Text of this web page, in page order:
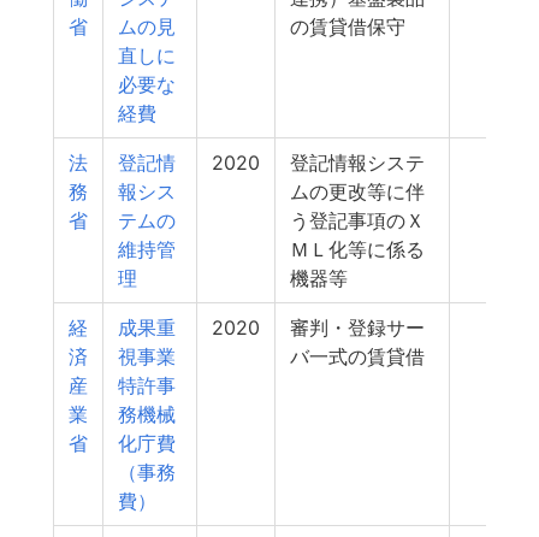
省
ムの見
直しに
必要な
経費
の賃貸借保守
法
務
省
登記情
報シス
テムの
維持管
理
2020
登記情報システ
ムの更改等に伴
う登記事項のＸ
ＭＬ化等に係る
機器等
経
済
産
業
省
成果重
視事業
特許事
務機械
化庁費
（事務
費）
2020
審判・登録サー
バ一式の賃貸借